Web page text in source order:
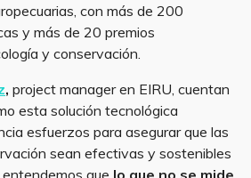
con más de 200
y más de 20 premios
y conservación.
, project manager en EIRU, cuentan
esta solución tecnológica
esfuerzos para asegurar que las
sean efectivas y sostenibles